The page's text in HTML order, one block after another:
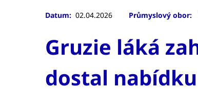
Datum: 02.04.2026 Průmyslový obor:
Gruzie láká
dostal